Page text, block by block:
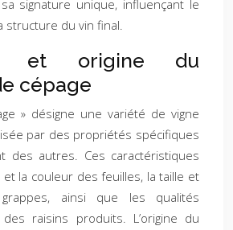
signature unique, influençant le
structure du vin final.
et origine du
cépage
» désigne une variété de vigne
par des propriétés spécifiques
des autres. Ces caractéristiques
la couleur des feuilles, la taille et
ainsi que les qualités
des raisins produits. L’origine du